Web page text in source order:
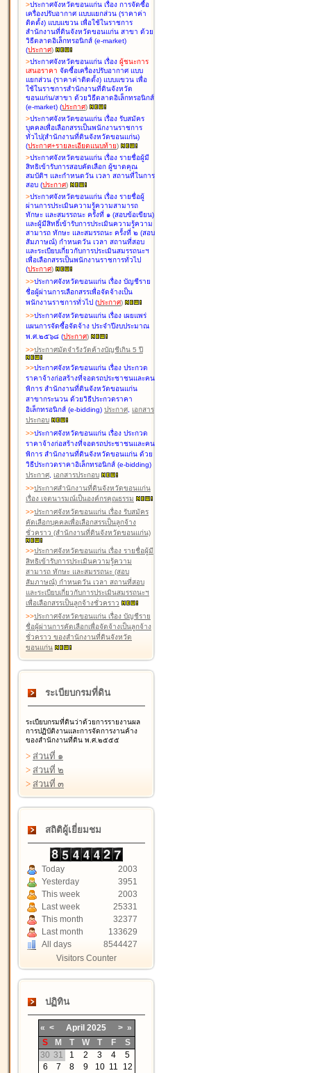
>ประกาศจังหวัดขอนแก่น เรื่อง การจัดซื้อ
เครื่องปรับอากาศ แบบแยกส่วน (ราคาค่า
ติดตั้ง) แบบแขวน เพื่อใช้ในราชการ
สำนักงานที่ดินจังหวัดขอนแก่น สาขา ด้วย
วิธีตลาดอิเล็กทรอนิกส์ (e-market)
(ประกาศ)
>ประกาศจังหวัดขอนแก่น เรื่อง ผู้ชนะการ
เสนอราคา จัดซื้อเครื่องปรับอากาศ แบบ
แยกส่วน (ราคาค่าติดตั้ง) แบบแขวน เพื่อ
ใช้ในราชการสำนักงานที่ดินจังหวัด
ขอนแก่น/สาขา ด้วยวิธีตลาดอิเล็กทรอนิกส์
(e-market) (ประกาศ)
>ประกาศจังหวัดขอนแก่น เรื่อง รับสมัคร
บุคคลเพื่อเลือกสรรเป็นพนักงานราชการ
ทั่วไป(สำนักงานที่ดินจังหวัดขอนแก่น)
(ประกาศ+รายละเอียดแนบท้าย)
>ประกาศจังหวัดขอนแก่น เรื่อง รายชื่อผู้มี
สิทธิเข้ารับการสอบคัดเลือก ผู้ขาดคุณ
สมบัติฯ และกำหนดวัน เวลา สถานที่ในการ
สอบ (ประกาศ)
>ประกาศจังหวัดขอนแก่น เรื่อง รายชื่อผู้
ผ่านการประเมินความรู้ความสามารถ
ทักษะ และสมรรถนะ ครั้งที่ ๑ (สอบข้อเขียน)
และผู้มีสิทธิ์เข้ารับการประเมินความรู้ความ
สามารถ ทักษะ และสมรรถนะ ครั้งที่ ๒ (สอบ
สัมภาษณ์) กำหนดวัน เวลา สถานที่สอบ
และระเบียบเกี่ยวกับการประเมินสมรรถนะฯ
เพื่อเลือกสรรเป็นพนักงานราชการทั่วไป
(ประกาศ)
>>ประกาศจังหวัดขอนแก่น เรื่อง บัญชีราย
ชื่อผู้ผ่านการเลือกสรรเพื่อจัดจ้างเป็น
พนักงานราชการทั่วไป (ประกาศ)
>>ประกาศจังหวัดขอนแก่น เรื่อง เผยแพร่
แผนการจัดซื้อจัดจ้าง ประจำปีงบประมาณ
พ.ศ.๒๕๖๘ (ประกาศ)
>>ประกาศมัดจำรังวัดค้างบัญชีเกิน 5 ปี
>>ประกาศจังหวัดขอนแก่น เรื่อง ประกวด
ราคาจ้างก่อสร้างที่จอดรถประชาชนและคน
พิการ สำนักงานที่ดินจังหวัดขอนแก่น
สาขากระนวน ด้วยวิธีประกวดราคา
อิเล็กทรอนิกส์ (e-bidding) ประกาศ, เอกสาร
ประกอบ
>>ประกาศจังหวัดขอนแก่น เรื่อง ประกวด
ราคาจ้างก่อสร้างที่จอดรถประชาชนและคน
พิการ สำนักงานที่ดินจังหวัดขอนแก่น ด้วย
วิธีประกวดราคาอิเล็กทรอนิกส์ (e-bidding)
ประกาศ, เอกสารประกอบ
>>ประกาศสำนักงานที่ดินจังหวัดขอนแก่น
เรื่อง เจตนารมณ์เป็นองค์กรคุณธรรม
>>ประกาศจังหวัดขอนแก่น เรื่อง รับสมัคร
คัดเลือกบุคคลเพื่อเลือกสรรเป็นลูกจ้าง
ชั่วคราว (สำนักงานที่ดินจังหวัดขอนแก่น)
>>ประกาศจังหวัดขอนแก่น เรื่อง รายชื่อผู้มี
สิทธิเข้ารับการประเมินความรู้ความ
สามารถ ทักษะ และสมรรถนะ (สอบ
สัมภาษณ์) กำหนดวัน เวลา สถานที่สอบ
และระเบียบเกี่ยวกับการประเมินสมรรถนะฯ
เพื่อเลือกสรรเป็นลูกจ้างชั่วคราว
>>ประกาศจังหวัดขอนแก่น เรื่อง บัญชีราย
ชื่อผู้ผ่านการคัดเลือกเพื่อจัดจ้างเป็นลูกจ้าง
ชั่วคราว ของสำนักงานที่ดินจังหวัด
ขอนแก่น
ระเบียบกรมที่ดิน
ระเบียบกรมที่ดินว่าด้วยการรายงานผล
การปฏิบัติงานและการจัดการงานค้าง
ของสำนักงานที่ดิน พ.ศ.๒๕๕๕
> ส่วนที่ ๑
> ส่วนที่ ๒
> ส่วนที่ ๓
สถิติผู้เยี่ยมชม
Today
2003
Yesterday
3951
This week
2003
Last week
25331
This month
32377
Last month
133629
All days
8544427
Visitors Counter
ปฏิทิน
« < April 2025 > »
S
M T W T F
S
30 31 1 2 3 4
5
6
7 8 9 10 11
12